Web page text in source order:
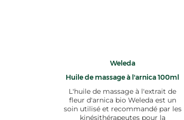
Weleda
Huile de massage à l'arnica 100ml
L'huile de massage à l'extrait de
fleur d'arnica bio Weleda est un
soin utilisé et recommandé par les
kinésithérapeutes pour la